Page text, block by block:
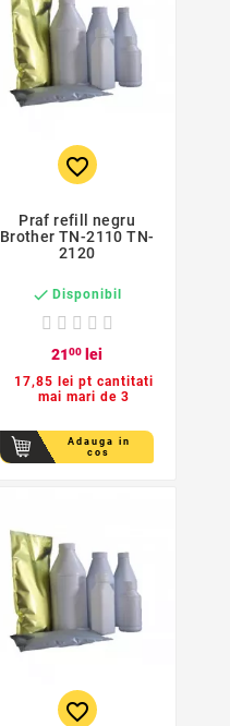
favorite_border
Praf refill negru
Brother TN-2110 TN-
2120
 Disponibil
2100 lei
17,85 lei pt cantitati
mai mari de 3
Adauga in
cos
favorite_border